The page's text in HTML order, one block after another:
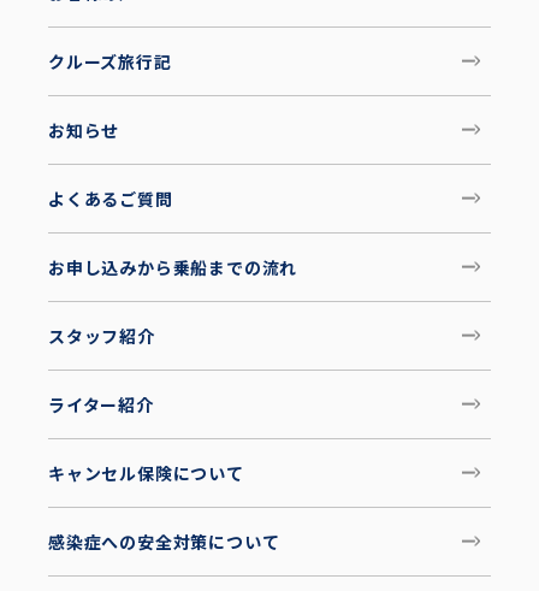
クルーズ旅行記
お知らせ
よくあるご質問
お申し込みから乗船までの流れ
スタッフ紹介
ライター紹介
キャンセル保険について
感染症への安全対策について